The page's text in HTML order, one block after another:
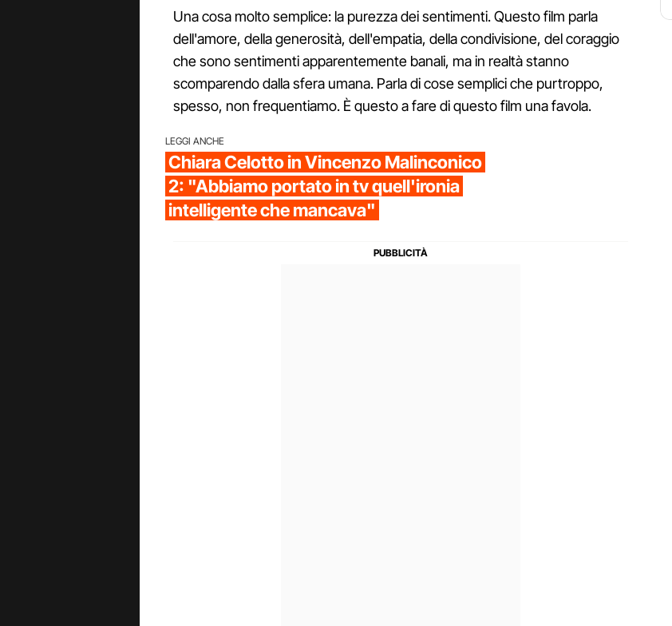
Una cosa molto semplice: la purezza dei sentimenti. Questo film parla
dell'amore, della generosità, dell'empatia, della condivisione, del coraggio
che sono sentimenti apparentemente banali, ma in realtà stanno
scomparendo dalla sfera umana. Parla di cose semplici che purtroppo,
spesso, non frequentiamo. È questo a fare di questo film una favola.
LEGGI ANCHE
Chiara Celotto in Vincenzo Malinconico
2: "Abbiamo portato in tv quell'ironia
intelligente che mancava"